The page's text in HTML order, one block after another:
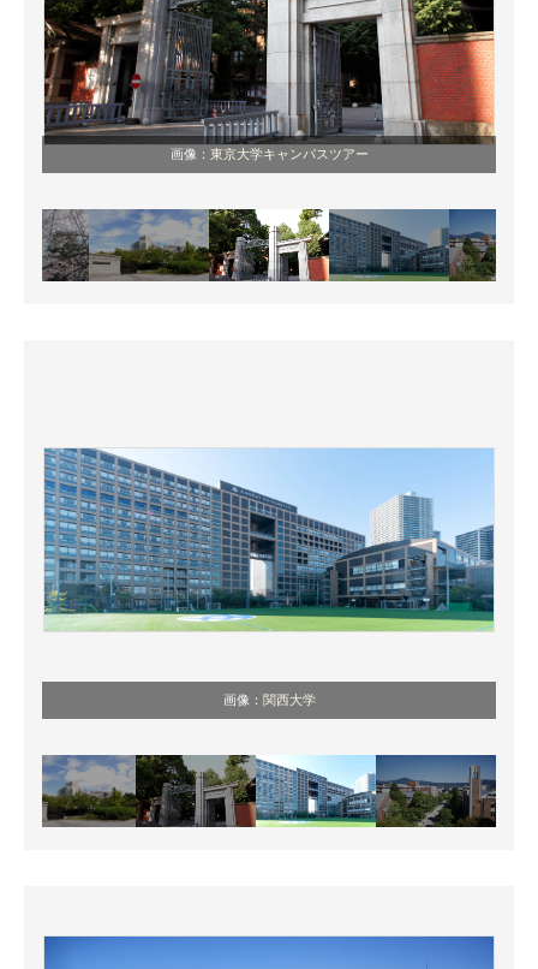
画像： 東京大学キャンパスツアー
画像： 関西大学